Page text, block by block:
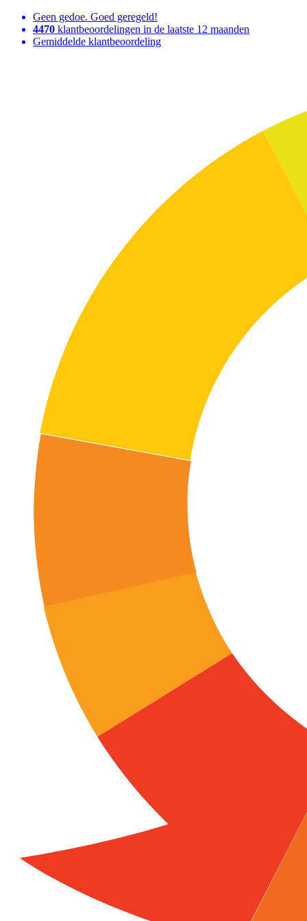
Geen gedoe. Goed geregeld!
4470 klantbeoordelingen in de laatste 12 maanden
Gemiddelde klantbeoordeling